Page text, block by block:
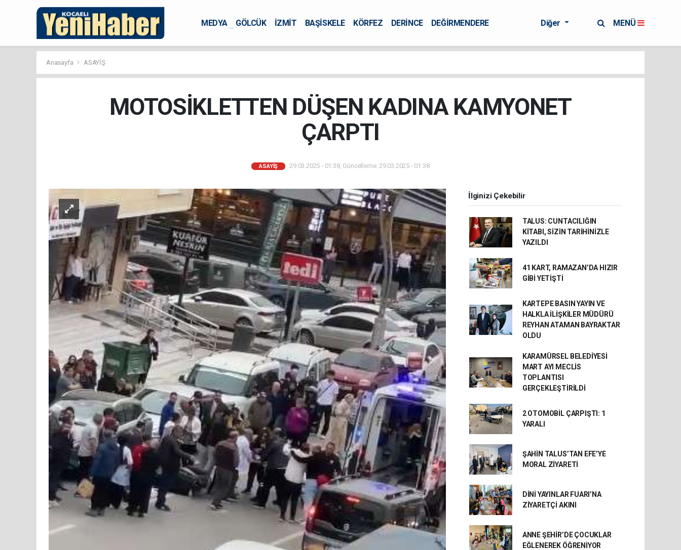
MEDYA GÖLCÜK İZMİT BAŞİSKELE KÖRFEZ DERİNCE
DEĞİRMENDERE
Diğer MENÜ
Anasayfa ASAYİŞ
MOTOSİKLETTEN DÜŞEN KADINA KAMYONET
ÇARPTI
ASAYİŞ 29.03.2025 - 01:38, Güncelleme: 29.03.2025 - 01:38
İlginizi Çekebilir
TALUS: CUNTACILIĞIN
KİTABI, SİZİN TARİHİNİZLE
YAZILDI
41 KART, RAMAZAN’DA HIZIR
GİBİ YETİŞTİ
KARTEPE BASIN YAYIN VE
HALKLA İLİŞKİLER MÜDÜRÜ
REYHAN ATAMAN BAYRAKTAR
OLDU
KARAMÜRSEL BELEDİYESİ
MART AYI MECLİS
TOPLANTISI
GERÇEKLEŞTİRİLDİ
2 OTOMOBİL ÇARPIŞTI: 1
YARALI
ŞAHİN TALUS’TAN EFE’YE
MORAL ZİYARETİ
DİNİ YAYINLAR FUARI’NA
ZİYARETÇİ AKINI
ANNE ŞEHİR’DE ÇOCUKLAR
EĞLENEREK ÖĞRENİYOR